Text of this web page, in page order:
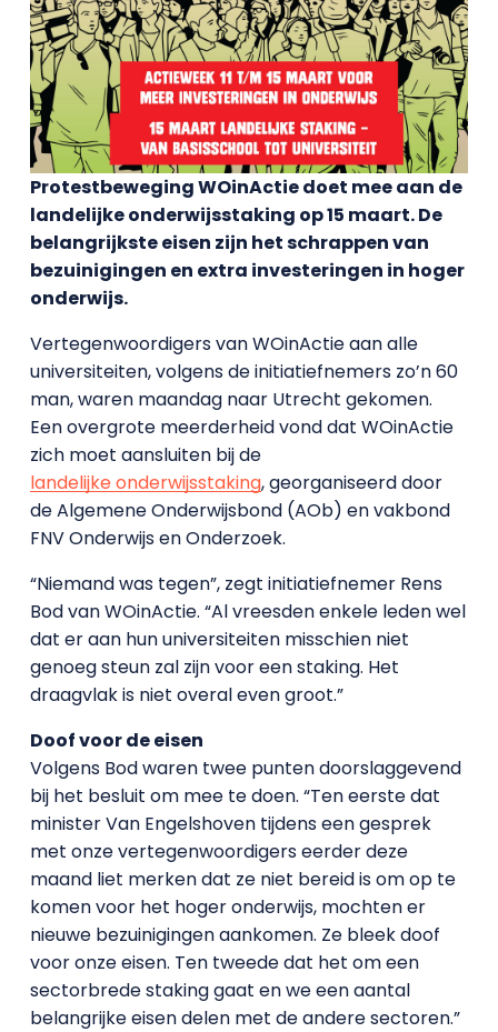
Protestbeweging WOinActie doet mee aan de
landelijke onderwijsstaking op 15 maart. De
belangrijkste eisen zijn het schrappen van
bezuinigingen en extra investeringen in hoger
onderwijs.
Vertegenwoordigers van WOinActie aan alle
universiteiten, volgens de initiatiefnemers zo’n 60
man, waren maandag naar Utrecht gekomen.
Een overgrote meerderheid vond dat WOinActie
zich moet aansluiten bij de
landelijke onderwijsstaking, georganiseerd door
de Algemene Onderwijsbond (AOb) en vakbond
FNV Onderwijs en Onderzoek.
“Niemand was tegen”, zegt initiatiefnemer Rens
Bod van WOinActie. “Al vreesden enkele leden wel
dat er aan hun universiteiten misschien niet
genoeg steun zal zijn voor een staking. Het
draagvlak is niet overal even groot.”
Doof voor de eisen
Volgens Bod waren twee punten doorslaggevend
bij het besluit om mee te doen. “Ten eerste dat
minister Van Engelshoven tijdens een gesprek
met onze vertegenwoordigers eerder deze
maand liet merken dat ze niet bereid is om op te
komen voor het hoger onderwijs, mochten er
nieuwe bezuinigingen aankomen. Ze bleek doof
voor onze eisen. Ten tweede dat het om een
sectorbrede staking gaat en we een aantal
belangrijke eisen delen met de andere sectoren.”